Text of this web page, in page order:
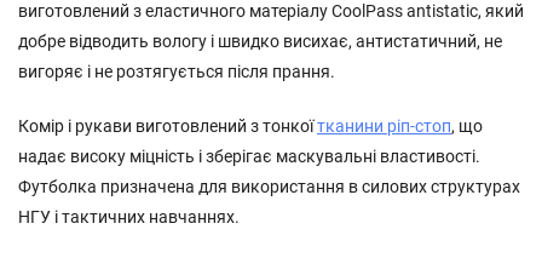
виготовлений з еластичного матеріалу CoolPass antistatic, який
добре відводить вологу і швидко висихає, антистатичний, не
вигоряє і не розтягується після прання.
Комір і рукави виготовлений з тонкоїтканини ріп-стоп, що
надає високу міцність і зберігає маскувальні властивості.
Футболка призначена для використання в силових структурах
НГУ і тактичних навчаннях.